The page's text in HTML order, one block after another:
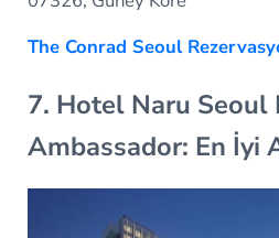
The Conrad Seoul
7. Hotel Naru Seoul
Ambassador: En İyi